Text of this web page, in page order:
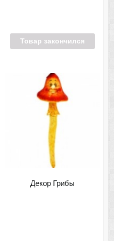
Товар закончился
Декор Грибы